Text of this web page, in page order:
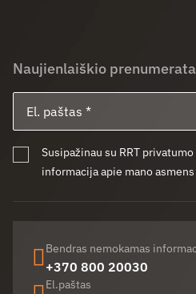
Naujienlaiškio prenumerata
Susipažinau su RRT
informacija apie mano
Bendras nemokamas
+370 800 20030
El.paštas